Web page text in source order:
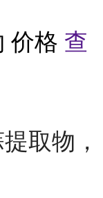
价格 查
取物，